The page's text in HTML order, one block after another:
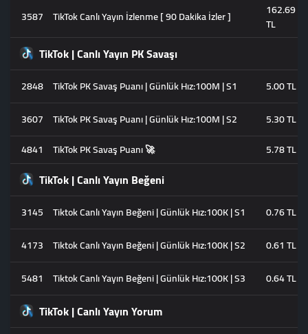
3587 TikTok Canlı Yayın İzlenme [ 90 Dakika İzler ]
162.69
TL
TikTok | Canlı Yayın PK Savaşı
2848 TikTok PK Savaş Puanı | Günlük Hız:100M | S1
5.00 TL
3607 TikTok PK Savaş Puanı | Günlük Hız:100M | S2
5.30 TL
4841
TikTok PK Savaş Puanı 🚀 5.78 TL
TikTok | Canlı Yayın Beğeni
3145 Tiktok Canlı Yayın Beğeni | Günlük Hız:100K | S1
0.76 TL
4173 Tiktok Canlı Yayın Beğeni | Günlük Hız:100K | S2
0.61 TL
5481
Tiktok Canlı Yayın Beğeni | Günlük Hız:100K | S3 0.64 TL
TikTok | Canlı Yayın Yorum